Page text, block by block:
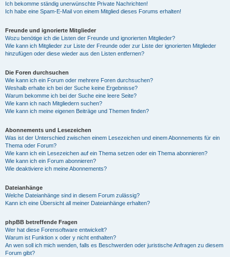
Ich bekomme ständig unerwünschte Private Nachrichten!
Ich habe eine Spam-E-Mail von einem Mitglied dieses Forums erhalten!
Freunde und ignorierte Mitglieder
Wozu benötige ich die Listen der Freunde und ignorierten Mitglieder?
Wie kann ich Mitglieder zur Liste der Freunde oder zur Liste der ignorierten Mitglieder
hinzufügen oder diese wieder aus den Listen entfernen?
Die Foren durchsuchen
Wie kann ich ein Forum oder mehrere Foren durchsuchen?
Weshalb erhalte ich bei der Suche keine Ergebnisse?
Warum bekomme ich bei der Suche eine leere Seite?
Wie kann ich nach Mitgliedern suchen?
Wie kann ich meine eigenen Beiträge und Themen finden?
Abonnements und Lesezeichen
Was ist der Unterschied zwischen einem Lesezeichen und einem Abonnements für ein
Thema oder Forum?
Wie kann ich ein Lesezeichen auf ein Thema setzen oder ein Thema abonnieren?
Wie kann ich ein Forum abonnieren?
Wie deaktiviere ich meine Abonnements?
Dateianhänge
Welche Dateianhänge sind in diesem Forum zulässig?
Kann ich eine Übersicht all meiner Dateianhänge erhalten?
phpBB betreffende Fragen
Wer hat diese Forensoftware entwickelt?
Warum ist Funktion x oder y nicht enthalten?
An wen soll ich mich wenden, falls es Beschwerden oder juristische Anfragen zu diesem
Forum gibt?